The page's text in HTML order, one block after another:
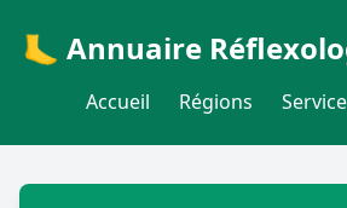
🦶 Annuaire
Accueil Régions